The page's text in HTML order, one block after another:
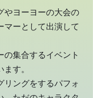
港（静岡県）
（大阪府）
浜松市野（静岡県）
ム長島（三重県）
ヨーヨーの大会の
マーとして出演して
集合するイベント
す。
リングをするパフォ